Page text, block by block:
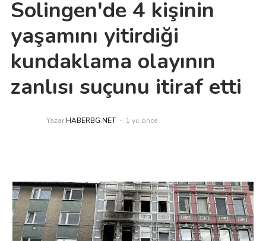
Solingen'de 4 kişinin
yaşamını yitirdiği
kundaklama olayının
zanlısı suçunu itiraf etti
Yazar HABERBG.NET 1 yıl önce